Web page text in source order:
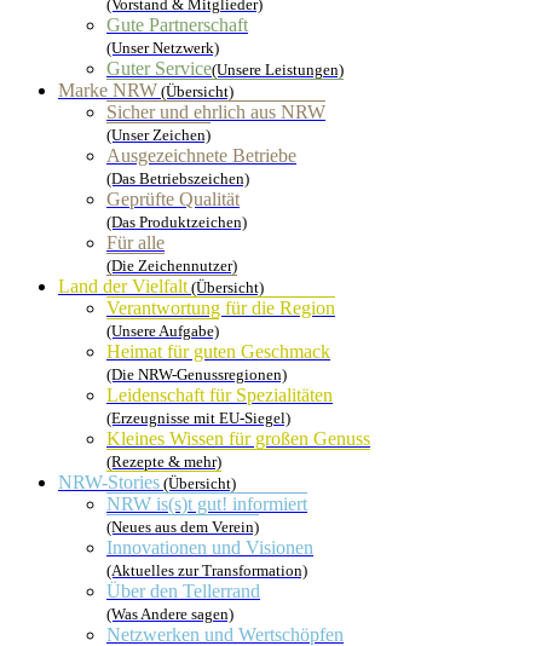
(Vorstand & Mitglieder)
Gute Partnerschaft
(Unser Netzwerk)
Guter Service(Unsere Leistungen)
Marke NRW (Übersicht)
Sicher und ehrlich aus NRW
(Unser Zeichen)
Ausgezeichnete Betriebe
(Das Betriebszeichen)
Geprüfte Qualität
(Das Produktzeichen)
Für alle
(Die Zeichennutzer)
Land der Vielfalt(Übersicht)
Verantwortung für die Region
(Unsere Aufgabe)
Heimat für guten Geschmack
(Die NRW-Genussregionen)
Leidenschaft für Spezialitäten
(Erzeugnisse mit EU-Siegel)
Kleines Wissen für großen Genuss
(Rezepte & mehr)
NRW-Stories (Übersicht)
NRW is(s)t gut! informiert
(Neues aus dem Verein)
Innovationen und Visionen
(Aktuelles zur Transformation)
Über den Tellerrand
(Was Andere sagen)
Netzwerken und Wertschöpfen